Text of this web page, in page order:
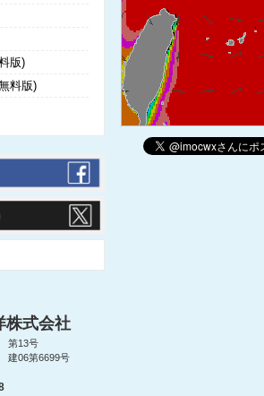
版)
料版)
株式会社
第13号
建06第6699号